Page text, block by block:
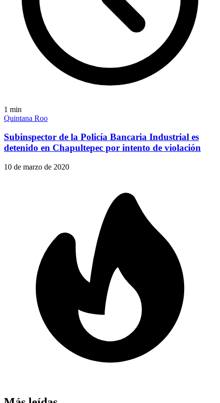
1 min
Quintana Roo
Subinspector de la Policía Bancaria Industrial es
detenido en Chapultepec por intento de violación
10 de marzo de 2020